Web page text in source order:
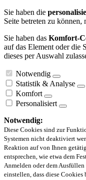
Sie haben die
Seite betreten zu können,
Sie haben das Komfort-
auf das Element oder die
dieses per Auswahl
Notwendig
Statistik & Analyse
Komfort
Personalisiert
Notwendig:
Diese Cookies sind zur
Systemen nicht deaktiviert
Reaktion auf von Ihnen
entsprechen, wie etwa dem
Anmelden oder dem
einstellen, dass diese